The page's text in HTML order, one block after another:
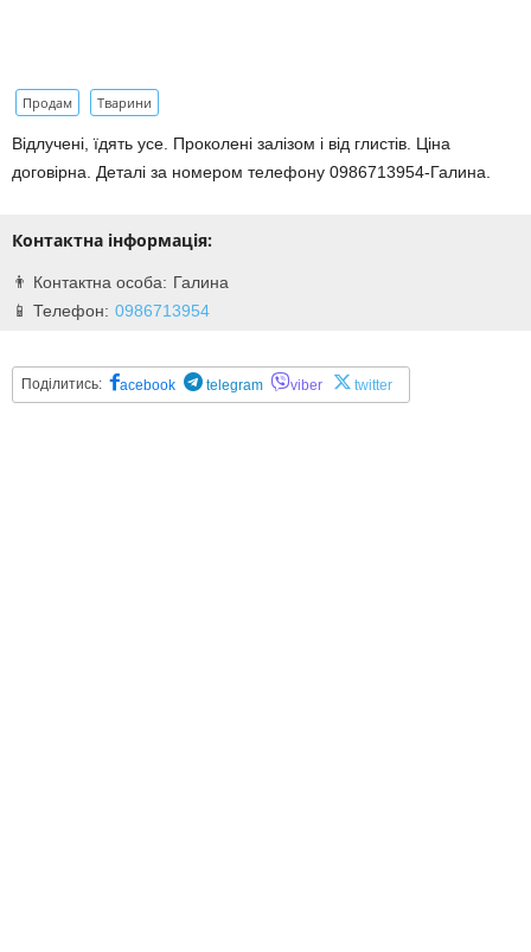
Продам Тварини
Відлучені, їдять усе. Проколені залізом і від глистів. Ціна
договірна. Деталі за номером телефону 0986713954-Галина.
Контактна інформація:
Галина
0986713954
Поділитись: acebook telegram viber twitter